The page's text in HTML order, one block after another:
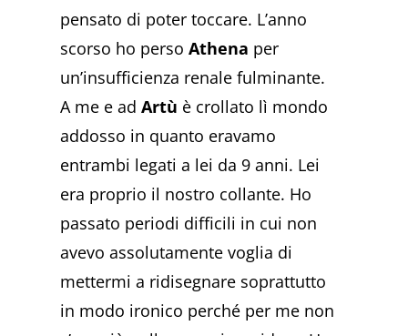
pensato di poter toccare. L’anno
scorso ho persoAthena per
un’insufficienza renale fulminante.
A me e adArtù è crollato lì mondo
addosso in quanto eravamo
entrambi legati a lei da 9 anni. Lei
era proprio il nostro collante. Ho
passato periodi difficili in cui non
avevo assolutamente voglia di
mettermi a ridisegnare soprattutto
in modo ironico perché per me non